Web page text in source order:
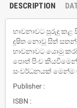
DESCRIPTION
භාවනාවට පුරුදු කළ
දූෂිත නොවූ සිත් සතන්
භාවනාවට යොමු
පොත් පිංච
සංවර්ධනයක් මෙන්ම
Publisher :
ISBN :